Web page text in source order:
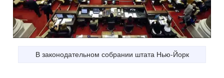
В законодательном собрании штата Нью-Йорк